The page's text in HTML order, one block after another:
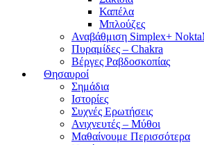
Καπέλα
Μπλούζες
Αναβάθμιση Simplex+
Πυραμίδες – Chakra
Βέργες Ραβδοσκοπίας
Θησαυροί
Σημάδια
Ιστορίες
Συχνές Ερωτήσεις
Ανιχνευτές – Μύθοι
Μαθαίνουμε Περισσότερα